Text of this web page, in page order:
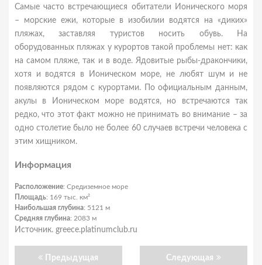
Самые часто встречающиеся обитатели Ионического моря
– морские ежи, которые в изобилии водятся на «диких»
пляжах, заставляя туристов носить обувь. На
оборудованных пляжах у курортов такой проблемы нет: как
на самом пляже, так и в воде. Ядовитые рыбы-дракончики,
хотя и водятся в Ионическом море, не любят шум и не
появляются рядом с курортами. По официальным данным,
акулы в Ионическом море водятся, но встречаются так
редко, что этот факт можно не принимать во внимание – за
одно столетие было не более 60 случаев встречи человека с
этим хищником.
Информация
Расположение: Средиземное море
Площадь: 169 тыс. км²
Наибольшая глубина: 5121 м
Средняя глубина: 2083 м
Источник. greece.platinumclub.ru
Предыдущая Следующая